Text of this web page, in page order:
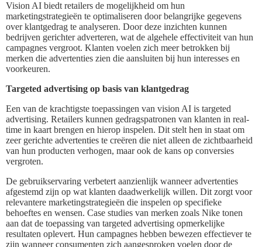
Vision AI biedt retailers de mogelijkheid om hun
marketingstrategieën te optimaliseren door belangrijke gegevens
over klantgedrag te analyseren. Door deze inzichten kunnen
bedrijven gerichter adverteren, wat de algehele effectiviteit van hun
campagnes vergroot. Klanten voelen zich meer betrokken bij
merken die advertenties zien die aansluiten bij hun interesses en
voorkeuren.
Targeted advertising op basis van klantgedrag
Een van de krachtigste toepassingen van vision AI is targeted
advertising. Retailers kunnen gedragspatronen van klanten in real-
time in kaart brengen en hierop inspelen. Dit stelt hen in staat om
zeer gerichte advertenties te creëren die niet alleen de zichtbaarheid
van hun producten verhogen, maar ook de kans op conversies
vergroten.
De gebruikservaring verbetert aanzienlijk wanneer advertenties
afgestemd zijn op wat klanten daadwerkelijk willen. Dit zorgt voor
relevantere marketingstrategieën die inspelen op specifieke
behoeftes en wensen. Case studies van merken zoals Nike tonen
aan dat de toepassing van targeted advertising opmerkelijke
resultaten oplevert. Hun campagnes hebben bewezen effectiever te
zijn wanneer consumenten zich aangesproken voelen door de